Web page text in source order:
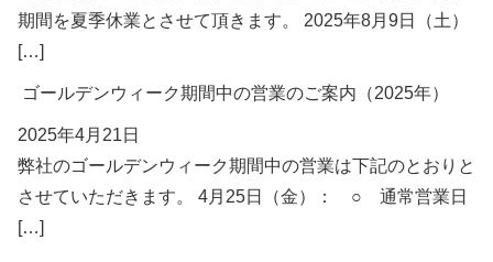
期間を夏季休業とさせて頂きます。 2025年8月9日（土）
[…]
ゴールデンウィーク期間中の営業のご案内（2025年）
2025年4月21日
弊社のゴールデンウィーク期間中の営業は下記のとおりと
させていただきます。 4月25日（金）： ○ 通常営業日
[…]